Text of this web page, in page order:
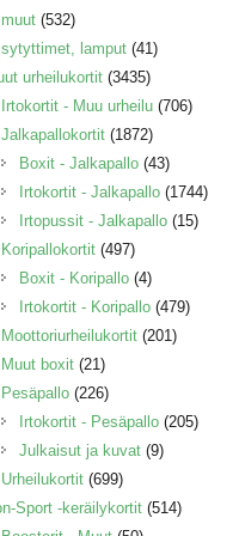
muut (532)
sytyttimet, lamput (41)
urheilukortit (3435)
Irtokortit - Muu urheilu (706)
Jalkapallokortit (1872)
Boxit - Jalkapallo (43)
Irtokortit - Jalkapallo (1744)
Irtopussit - Jalkapallo (15)
Koripallokortit (497)
Boxit - Koripallo (4)
Irtokortit - Koripallo (479)
Moottoriurheilukortit (201)
Muut boxit (21)
Pesäpallo (226)
Irtokortit - Pesäpallo (205)
Julkaisut ja kuvat (9)
Urheilukortit (699)
Sport -keräilykortit (514)